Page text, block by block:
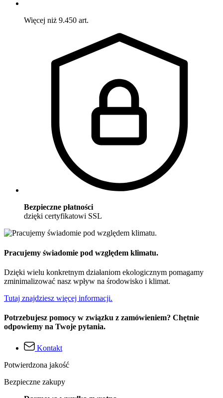
Więcej niż 9.450 art.
Bezpieczne płatności
dzięki certyfikatowi SSL
Pracujemy świadomie pod względem klimatu.
Dzięki wielu konkretnym działaniom ekologicznym pomagamy
zminimalizować nasz wpływ na środowisko i klimat.
Tutaj znajdziesz więcej informacji.
Potrzebujesz pomocy w związku z zamówieniem? Chętnie
odpowiemy na Twoje pytania.
Kontakt
Potwierdzona jakość
Bezpieczne zakupy